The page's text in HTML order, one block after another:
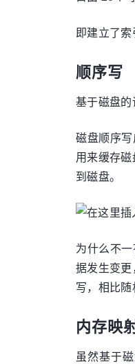
即建立了
顺序写
基于磁盘的
磁盘顺序
用来缓存
到磁盘。
为什么不
据发生变
写，相比随
内存映
虽然基于